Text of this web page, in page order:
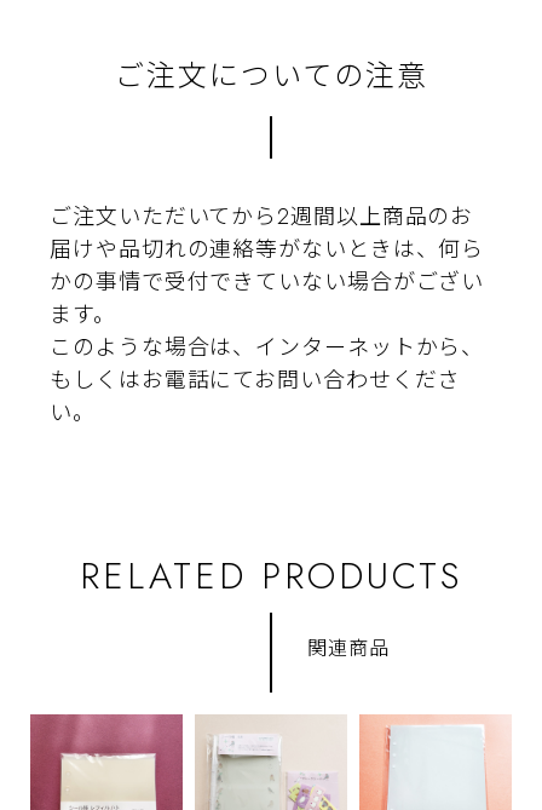
ご注文についての注意
ご注文いただいてから2週間以上商品のお
届けや品切れの連絡等がないときは、何ら
かの事情で受付できていない場合がござい
ます。
このような場合は、インターネットから、
もしくはお電話にてお問い合わせくださ
い。
RELATED PRODUCTS
関連商品